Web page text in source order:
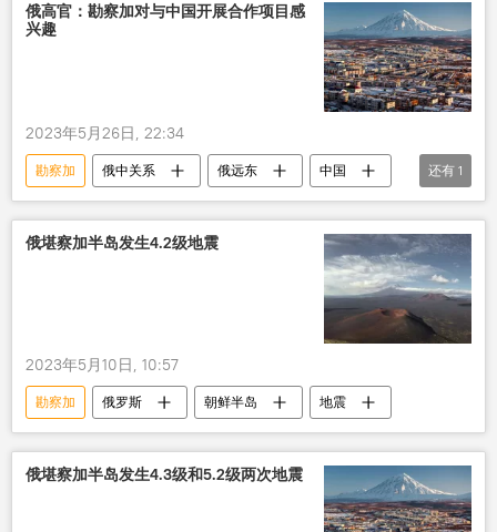
俄高官：勘察加对与中国开展合作项目感
兴趣
2023年5月26日, 22:34
勘察加 俄中关系 俄远东
中国
合作项目
还有 1
俄堪察加半岛发生4.2级地震
2023年5月10日, 10:57
勘察加 俄罗斯 朝鲜半岛 地震
俄堪察加半岛发生4.3级和5.2级两次地震